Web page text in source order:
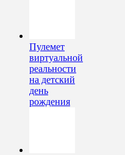
Пулемет
виртуальной
реальности
на детский
день
рождения